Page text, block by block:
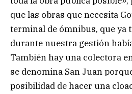
que las obras que necesita
terminal de ómnibus, que ya
durante nuestra gestión
También hay una colectora
se denomina San Juan
posibilidad de hacer una